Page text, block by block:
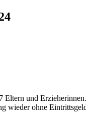
und
wieder ohne